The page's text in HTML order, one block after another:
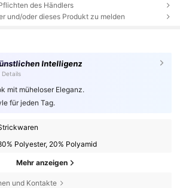
des Händlers
und/oder dieses Produkt zu melden
Intelligenz
mit müheloser Eleganz.
für jeden Tag.
Polyester, 20% Polyamid
Mehr anzeigen
und Kontakte